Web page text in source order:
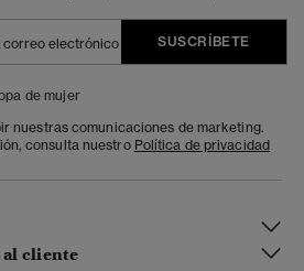
SUSCRÍBETE
de mujer
nuestras comunicaciones de marketing.
consulta nuestro Política de privacidad
al cliente